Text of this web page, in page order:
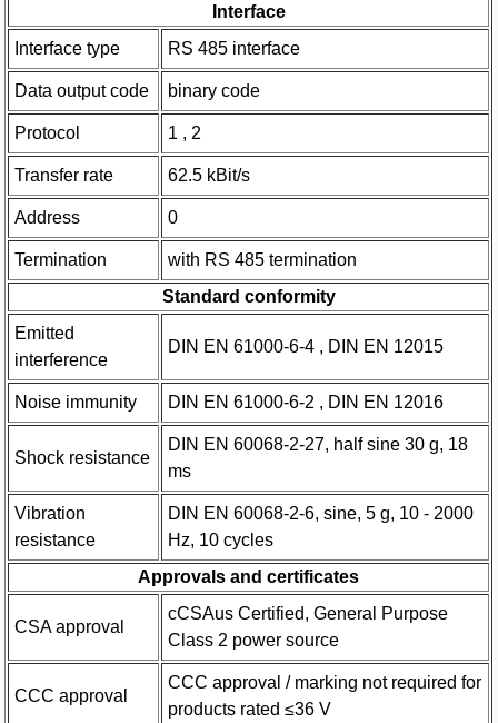
Interface
Interface type
RS 485 interface
Data output code binary code
Protocol 1 , 2
Transfer rate 62.5 kBit/s
Address 0
Termination
with RS 485 termination
Standard conformity
Emitted
interference
DIN EN 61000-6-4 , DIN EN 12015
Noise immunity DIN EN 61000-6-2 , DIN EN 12016
Shock resistance
DIN EN 60068-2-27, half sine 30 g, 18
ms
Vibration
resistance
DIN EN 60068-2-6, sine, 5 g, 10 - 2000
Hz, 10 cycles
Approvals and certificates
CSA approval
cCSAus Certified, General Purpose
Class 2 power source
CCC approval
CCC approval / marking not required for
products rated ≤36 V